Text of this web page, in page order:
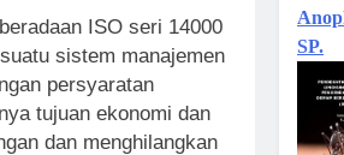
ISO seri 14000
sistem manajemen
persyaratan
tujuan ekonomi dan
dan menghilangkan
SP.